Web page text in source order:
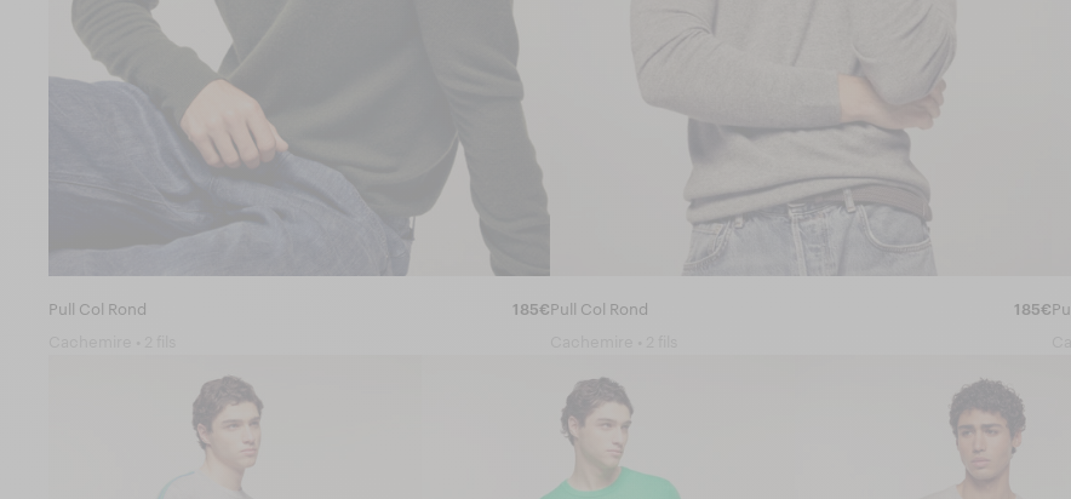
Pull Col Rond 185€Pull Col Rond 185€